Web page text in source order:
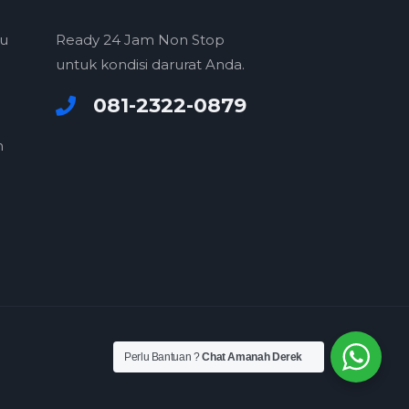
Ready 24 Jam Non Stop
untuk kondisi darurat Anda.
081-2322-0879
F
a
n
o
Perlu Bantuan ?Chat Amanah Derek